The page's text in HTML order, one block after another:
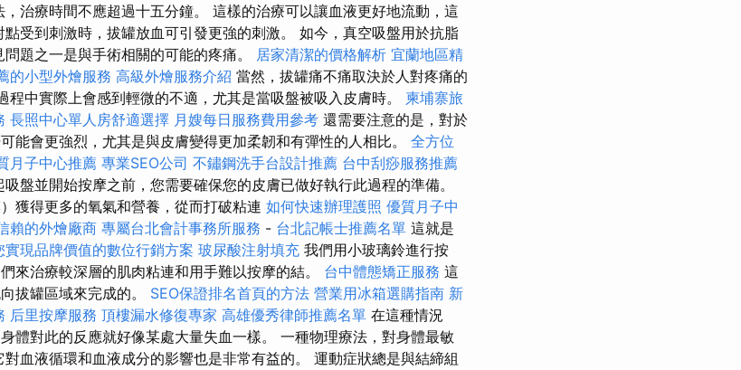
治療時間不應超過十五分鐘。 這樣的治療可以讓血液更好地流動，這
受到刺激時，拔罐放血可引發更強的刺激。 如今，真空吸盤用於抗脂
題之一是與手術相關的可能的疼痛。
居家清潔的價格解析 宜蘭地區精
的小型外燴服務 高級外燴服務介紹 當然，拔罐痛不痛取決於人對疼痛的
程中實際上會感到輕微的不適，尤其是當吸盤被吸入皮膚時。 柬埔寨旅
長照中心單人房舒適選擇 月嫂每日服務費用參考 還需要注意的是，對於
能會更強烈，尤其是與皮膚變得更加柔韌和有彈性的人相比。 全方位
月子中心推薦 專業SEO公司 不鏽鋼洗手台設計推薦 台中刮痧服務推薦
吸盤並開始按摩之前，您需要確保您的皮膚已做好執行此過程的準備。
獲得更多的氧氣和營養，從而打破粘連 如何快速辦理護照 優質月子中
賴的外燴廠商 專屬台北會計事務所服務 - 台北記帳士推薦名單 這就是
實現品牌價值的數位行銷方案 玻尿酸注射填充 我們用小玻璃鈴進行按
來治療較深層的肌肉粘連和用手難以按摩的結。 台中體態矯正服務 這
拔罐區域來完成的。 SEO保證排名首頁的方法 營業用冰箱選購指南 新
后里按摩服務 頂樓漏水修復專家 高雄優秀律師推薦名單 在這種情況
體對此的反應就好像某處大量失血一樣。 一種物理療法，對身體最敏
血液循環和血液成分的影響也是非常有益的。 運動症狀總是與結締組